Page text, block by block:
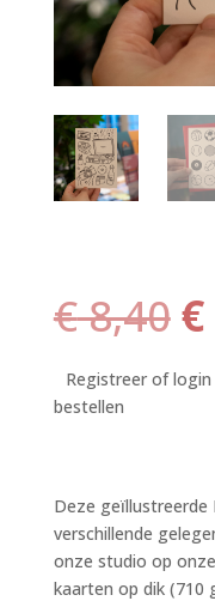
€8,40
€
€
Registreer of login
bestellen
Deze
verschillende
onze studio op
kaarten op dik (710